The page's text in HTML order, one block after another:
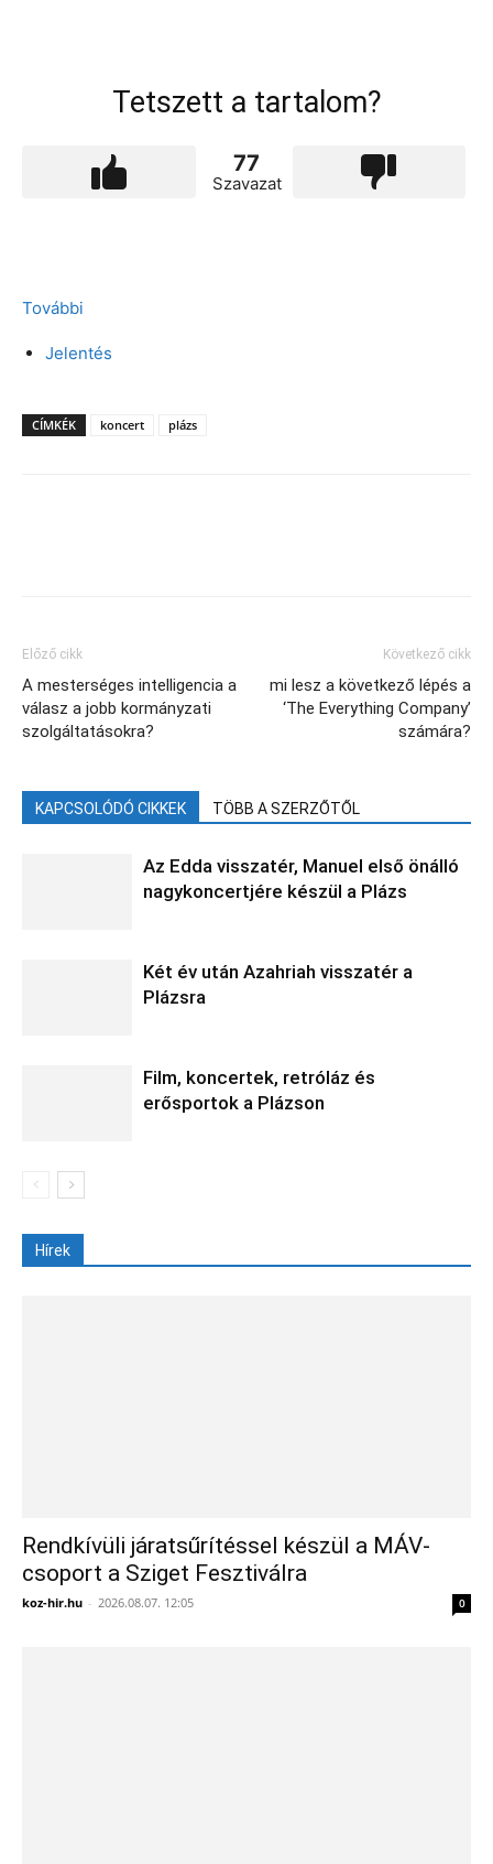
Tetszett a tartalom?
77
Szavazat
További
Jelentés
CÍMKÉK koncert plázs
Előző cikk
A mesterséges intelligencia a
válasz a jobb kormányzati
szolgáltatásokra?
Következő cikk
mi lesz a következő lépés a
‘The Everything Company’
számára?
KAPCSOLÓDÓ CIKKEK TÖBB A SZERZŐTŐL
Az Edda visszatér, Manuel első önálló
nagykoncertjére készül a Plázs
Két év után Azahriah visszatér a
Plázsra
Film, koncertek, retróláz és
erősportok a Plázson
Hírek
Rendkívüli járatsűrítéssel készül a MÁV-
csoport a Sziget Fesztiválra
koz-hir.hu - 2026.08.07. 12:05 0